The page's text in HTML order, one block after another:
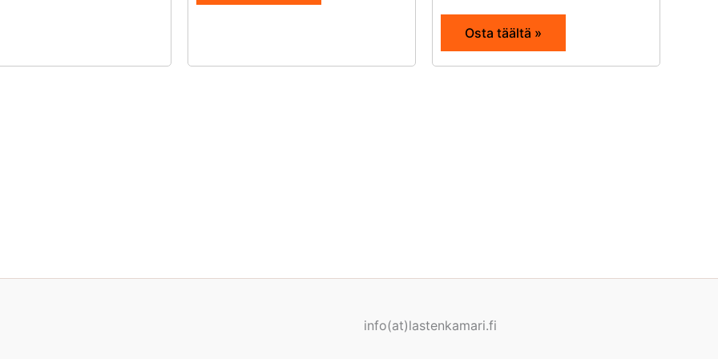
Osta täältä »
info(at)lastenkamari.fi